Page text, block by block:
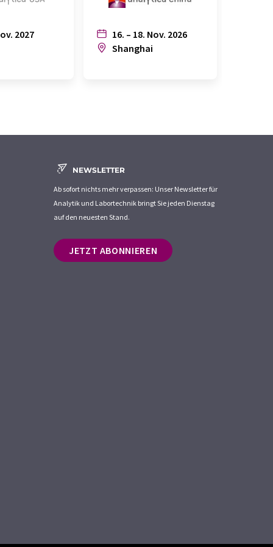
2027
16. – 18. Nov. 2026
Shanghai
NEWSLETTER
Ab sofort nichts mehr verpassen: Unser Newsletter für
Analytik und Labortechnik bringt Sie jeden Dienstag
auf den neuesten Stand.
JETZT ABONNIEREN